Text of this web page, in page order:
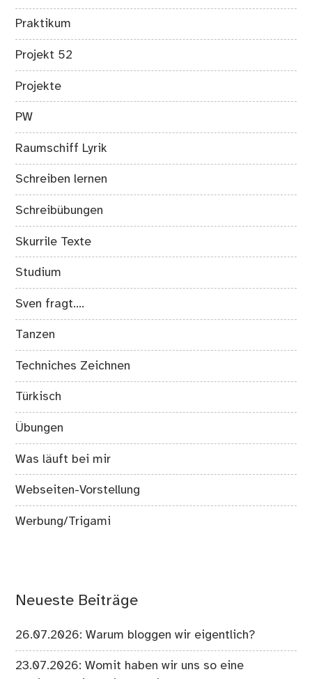
Praktikum
Projekt 52
Projekte
PW
Raumschiff Lyrik
Schreiben lernen
Schreibübungen
Skurrile Texte
Studium
Sven fragt….
Tanzen
Techniches Zeichnen
Türkisch
Übungen
Was läuft bei mir
Webseiten-Vorstellung
Werbung/Trigami
Neueste Beiträge
26.07.2026: Warum bloggen wir eigentlich?
23.07.2026: Womit haben wir uns so eine